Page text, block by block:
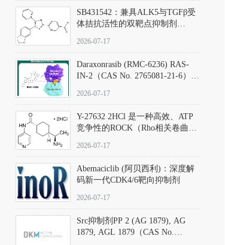
SB431542：兼具ALK5与TGFβ受
体拮抗活性的双靶点抑制剂
D801067）
2026-07-17
Daraxonrasib (RMC-6236) RAS-
IN-2（CAS No. 2765081-21-6）：
向KRAS/NRAS/HRAS的广谱RAS
2026-07-17
Y-27632 2HCl 是一种高效、ATP
竞争性的ROCK（Rho相关卷曲螺
同等抑制ROCK1与ROCK2；其通
过精准嵌入激酶的ATP结合位点
发挥抑制作用，对ROCK1和
ROCK2的解离常数（Ki）分别为
140 nM和300 nM；在众多丝氨酸/
中，其靶向ROCK的选择性超过
200倍，凸显出优异的分子特异
2026-07-17
Abemaciclib (阿贝西利)：深度解
码新一代CDK4/6靶向抑制剂
2026-07-17
Src抑制剂PP 2 (AG 1879), AG
1879, AGL 1879（CAS No.